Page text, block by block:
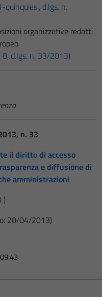
quinquies., d.lgs. n.
organizzative redatti
8, d.lgs. n. 33/2013)
n. 33
il diritto di accesso
e diffusione di
amministrazioni
)
20/04/2013)